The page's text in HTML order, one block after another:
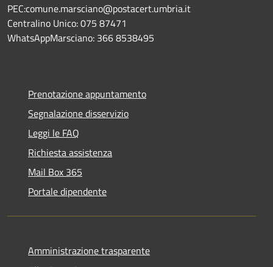
PEC:comune.marsciano@postacert.umbria.it
Centralino Unico: 075 87471
WhatsAppMarsciano: 366 8538495
Prenotazione appuntamento
Segnalazione disservizio
Leggi le FAQ
Richiesta assistenza
Mail Box 365
Portale dipendente
Amministrazione trasparente